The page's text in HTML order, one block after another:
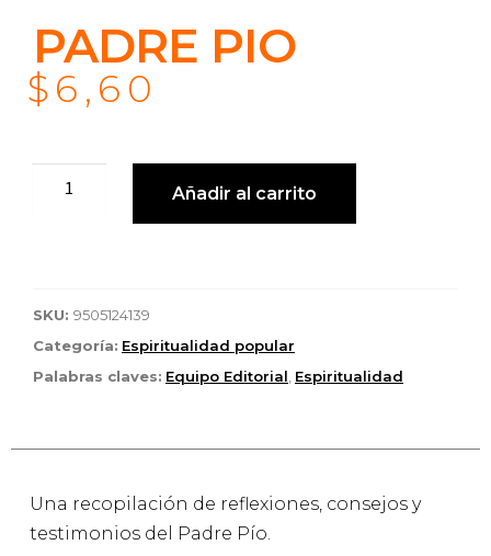
PADRE PIO
$6,60
Añadir al carrito
SKU: 9505124139
Categoría: Espiritualidad popular
Palabras claves: Equipo Editorial, Espiritualidad
Una recopilación de reflexiones, consejos y
testimonios del Padre Pío.